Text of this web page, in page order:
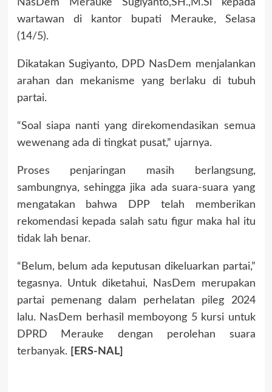
NasDem Merauke Sugiyanto,SH.,M.Si kepada
wartawan di kantor bupati Merauke, Selasa
(14/5).
Dikatakan Sugiyanto, DPD NasDem menjalankan
arahan dan mekanisme yang berlaku di tubuh
partai.
“Soal siapa nanti yang direkomendasikan semua
wewenang ada di tingkat pusat,” ujarnya.
Proses penjaringan masih berlangsung,
sambungnya, sehingga jika ada suara-suara yang
mengatakan bahwa DPP telah memberikan
rekomendasi kepada salah satu figur maka hal itu
tidak lah benar.
“Belum, belum ada keputusan dikeluarkan partai,”
tegasnya. Untuk diketahui, NasDem merupakan
partai pemenang dalam perhelatan pileg 2024
lalu. NasDem berhasil memboyong 5 kursi untuk
DPRD Merauke dengan perolehan suara
terbanyak. [ERS-NAL]